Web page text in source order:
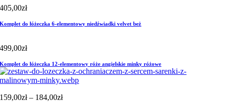
405,00zł
Komplet do łóżeczka 6-elementowy niedźwiadki velvet beż
499,00zł
Komplet do łóżeczka 12-elementowy róże angielskie minky różowe
159,00zł – 184,00złZakres